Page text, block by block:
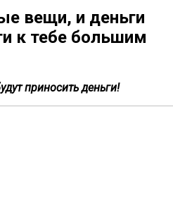
вещи, и деньги
к тебе большим
приносить деньги!